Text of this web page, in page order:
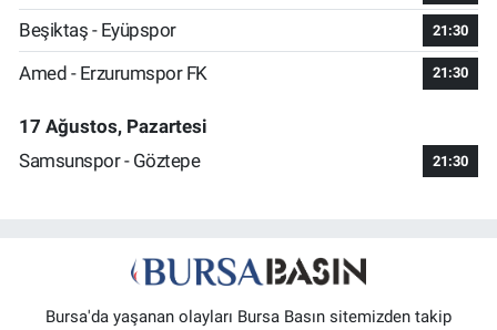
Beşiktaş - Eyüpspor 21:30
Amed - Erzurumspor FK 21:30
17 Ağustos, Pazartesi
Samsunspor - Göztepe
21:30
Bursa'da yaşanan olayları Bursa Basın sitemizden takip